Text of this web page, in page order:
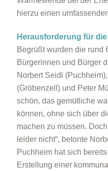
hierzu einen
Herausforderung für
Begrüßt wurden die rund
Bürgerinnen und Bürger
Norbert Seidl
(Gröbenzell) und Peter
schön, das gemütliche
können, ohne sich über
machen zu müssen.
leider nicht“, betonte
Puchheim hat sich
Erstellung einer